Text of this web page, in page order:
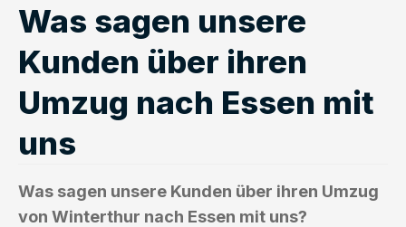
Was sagen unsere
Kunden über ihren
Umzug nach Essen mit
uns
Was sagen unsere Kunden über ihren Umzug
von Winterthur nach Essen mit uns?